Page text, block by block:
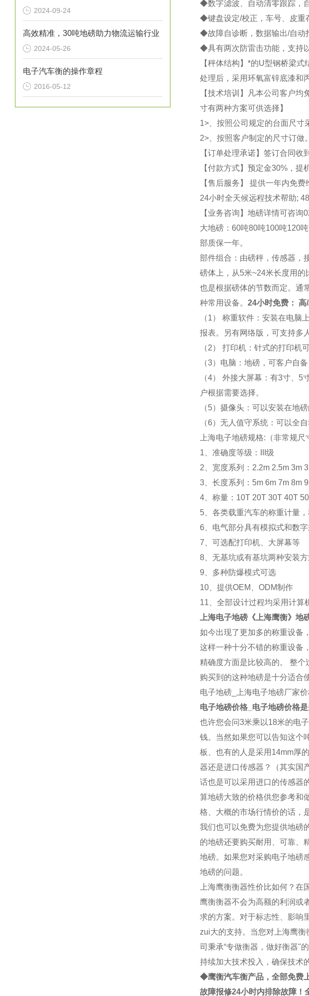
2024-09-24
高效精准，30吨地磅助力物流运输行业
2024-05-26
电子汽车衡的操作章程
2016-05-12
◆数字滤波、自动清零跟踪，
◆键盘设定/校正，车号、皮重
◆故障自诊断，数据输出/自动
◆具有两次防雷击功能，支持
【秤体结构 】*的U型钢桥梁式
处理后，采用环氧富锌底漆和
【技术培训】凡本公司客户
寸有两种方案可供选择】
1>、按照公司规定的台面尺寸
2>、按照客户制定的尺寸订做。
【订单处理承诺】签订合同收
【付款方式】预定金30%，
【售后服务】 提供一年内免
24小时全天候远程技术帮助;
【业务咨询】地磅详情可咨询
大地磅：60吨80吨100吨120
部质保一年。
部件组合：由磅秤 ，传感器，
磅体上，从5米~24米长度用的
也是根据磅体的节数而定。通
种常用设备。 24小时免费： 高
（1） 称重软件：安装在电
报表。另有网络版，可支持多
（2） 打印机：针式的打印机
（3）电脑：地磅，可客户自
（4） 外接大屏幕：有3寸、
户根据需要选择。
（5）摄像头：可以安装在地
（6）无人值守系统：可以全
上海电子地磅规格:（非常规尺
1、准确度等级：III级
2、宽度系列：2.2m 2.5m 3m
3、长度系列：5m 6m 7m 8m
4、称量：10T 20T 30T 40T
5、各类载重汽车的称重计量
6、电气部分具有模拟式和数
7、可选配打印机、大屏幕等
8、无基坑或有基坑两种安装
9、多种防爆模式可选
10、提供OEM、ODM制作
11、全部设计过程均采用计算
上海电子地磅《上海鹰衡》地
如今出现了更加多的称重设备
这样一种十分不错的称重设备
精确度方面是比较高的。 整
购买到的这种地磅是十分适合
电子地磅_上海电子地磅厂家
电子地磅价格_电子地磅价格是
也许您会问3米乘以18米的电
钱。当然如果您可以告知这个
板、也有的人是采用14mm厚
器还是进口传感器？（其实国
话也是可以采用进口的传感
算地磅大致的价格供您参考和
格、大概的市场行情价的话，
我们也可以免费为您提供地磅
的地磅还要购买耐用、 可靠、
地磅。如果您对采购电子地磅
地磅的问题。
上海鹰衡衡器性价比如何？在
鹰衡衡器不会为高额的利润或
求的方案。对于标志性、影响
zui大的支持。当您对上海鹰衡
司秉承“专做衡器，做好衡器"
持续加大技术投入，确保技术
◆鹰衡汽车衡产品，全部免费
故障报修24小时内排除故障！